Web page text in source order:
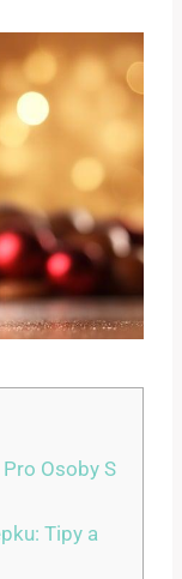
Osoby S
Tipy a